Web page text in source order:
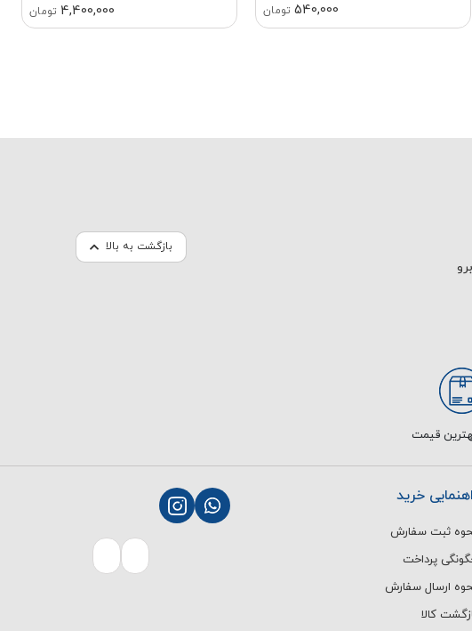
540,000 تومان 4,400,000 تومان
بازگشت به بالا
قیمت
خرید
ثبت سفارش
پرداخت
ارسال سفارش
کالا